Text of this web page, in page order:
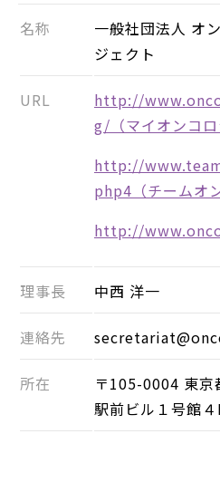
名称
一般社団法人 オ
ジェクト
URL
http://
g/（マイオンコロ
http://
php4（チームオ
http://
理事長 中西 洋一
連絡先
所在
〒105-0004 東
駅前ビル１号館４